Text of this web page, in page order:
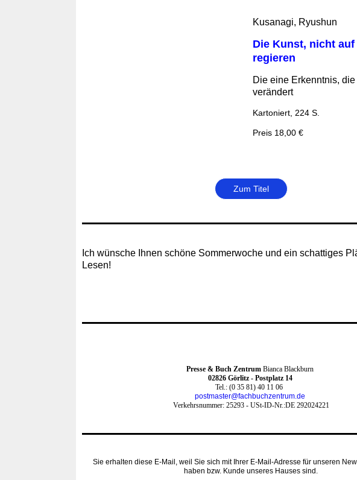
Kusanagi, Ryushun
Die Kunst, nicht auf
regieren
Die eine Erkenntnis,
verändert
Kartoniert, 224 S.
Preis 18,00 €
Zum Titel
Ich wünsche Ihnen schöne Sommerwoche und ein schattiges
Lesen!
Presse & Buch Zentrum Bianca Blackburn
02826 Görlitz - Postplatz 14
Tel.: (0 35 81) 40 11 06
postmaster@fachbuchzentrum.de
Verkehrsnummer: 25293 - USt-ID-Nr.:DE 292024221
Sie erhalten diese E-Mail, weil Sie sich mit Ihrer E-Mail-Adresse für unseren
haben bzw. Kunde unseres Hauses sind.‍